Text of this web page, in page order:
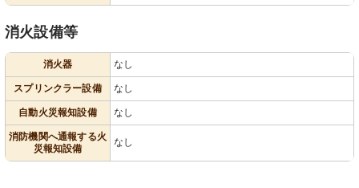
消火設備等
消火器 なし
スプリンクラー設備 なし
自動火災報知設備 なし
消防機関へ通報する火
災報知設備
なし